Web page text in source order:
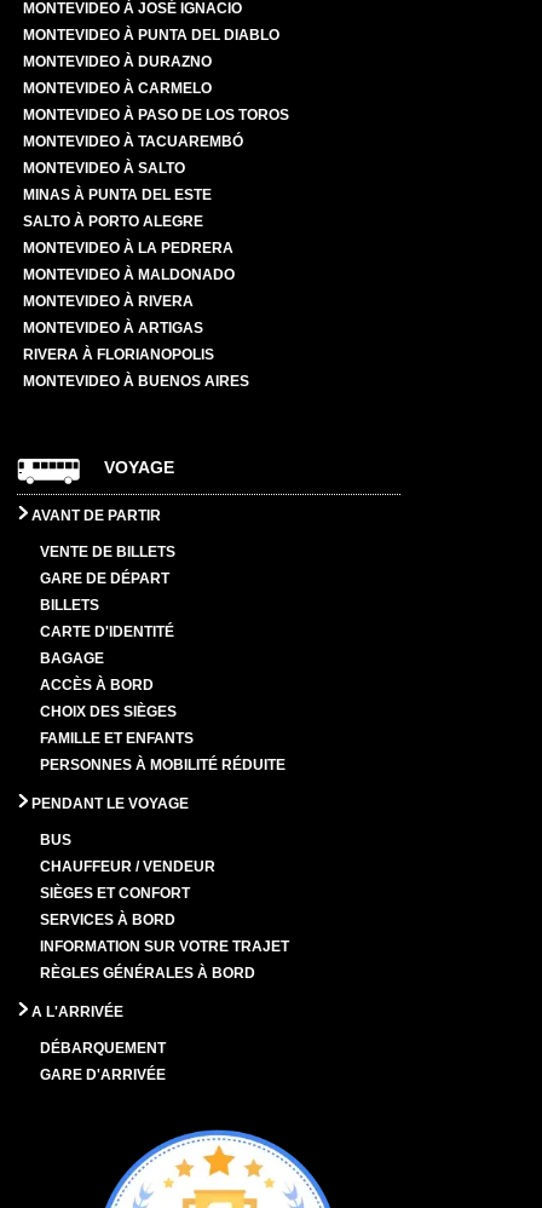
MONTEVIDEO À JOSÉ IGNACIO
MONTEVIDEO À PUNTA DEL DIABLO
MONTEVIDEO À DURAZNO
MONTEVIDEO À CARMELO
MONTEVIDEO À PASO DE LOS TOROS
MONTEVIDEO À TACUAREMBÓ
MONTEVIDEO À SALTO
MINAS À PUNTA DEL ESTE
SALTO À PORTO ALEGRE
MONTEVIDEO À LA PEDRERA
MONTEVIDEO À MALDONADO
MONTEVIDEO À RIVERA
MONTEVIDEO À ARTIGAS
RIVERA À FLORIANOPOLIS
MONTEVIDEO À BUENOS AIRES
VOYAGE
AVANT DE PARTIR
VENTE DE BILLETS
GARE DE DÉPART
BILLETS
CARTE D'IDENTITÉ
BAGAGE
ACCÈS À BORD
CHOIX DES SIÈGES
FAMILLE ET ENFANTS
PERSONNES À MOBILITÉ RÉDUITE
PENDANT LE VOYAGE
BUS
CHAUFFEUR / VENDEUR
SIÈGES ET CONFORT
SERVICES À BORD
INFORMATION SUR VOTRE TRAJET
RÈGLES GÉNÉRALES À BORD
A L'ARRIVÉE
DÉBARQUEMENT
GARE D'ARRIVÉE